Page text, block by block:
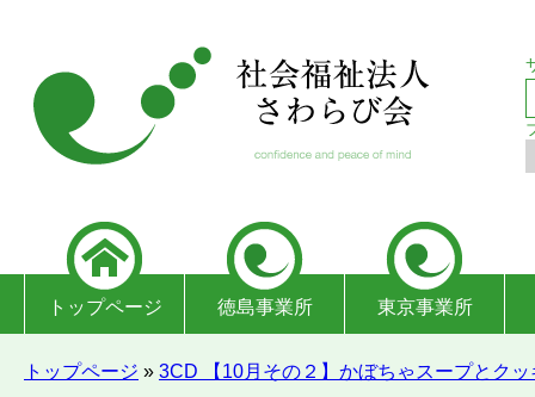
トップページ 徳島事業所 東京事業所
トップページ » 3CD 【10月その２】かぼちゃスープとクッ